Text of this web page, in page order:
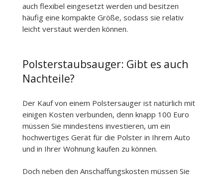
auch flexibel eingesetzt werden und besitzen
häufig eine kompakte Größe, sodass sie relativ
leicht verstaut werden können.
Polsterstaubsauger: Gibt es auch
Nachteile?
Der Kauf von einem Polstersauger ist natürlich mit
einigen Kosten verbunden, denn knapp 100 Euro
müssen Sie mindestens investieren, um ein
hochwertiges Gerät für die Polster in Ihrem Auto
und in Ihrer Wohnung kaufen zu können.
Doch neben den Anschaffungskosten müssen Sie